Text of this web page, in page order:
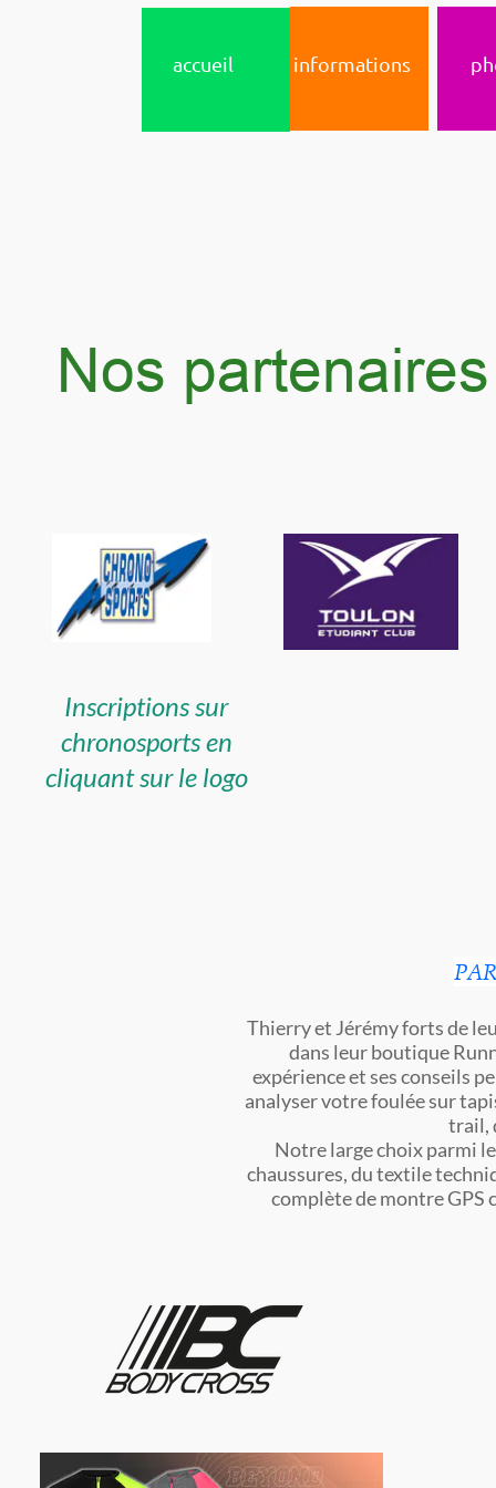
accueil informations
Nos
Inscriptions sur
chronosports en
cliquant sur le logo
Thierry et Jérémy forts de
dans leur boutique
expérience et ses conseils
analyser votre foulée sur
trail,
Notre large choix parmi
chaussures, du textile
complète de montre